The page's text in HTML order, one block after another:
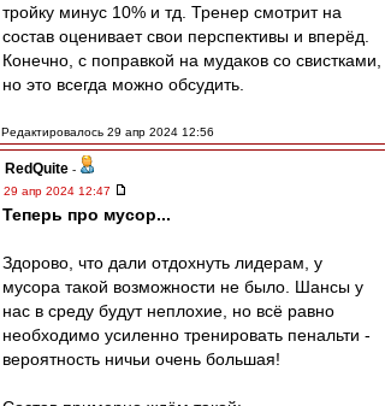
тройку минус 10% и тд. Тренер смотрит на
состав оценивает свои перспективы и вперёд.
Конечно, с поправкой на мудаков со свистками,
но это всегда можно обсудить.
Редактировалось 29 апр 2024 12:56
RedQuite -
29 апр 2024 12:47
Теперь про мусор...
Здорово, что дали отдохнуть лидерам, у
мусора такой возможности не было. Шансы у
нас в среду будут неплохие, но всё равно
необходимо усиленно тренировать пенальти -
вероятность ничьи очень большая!